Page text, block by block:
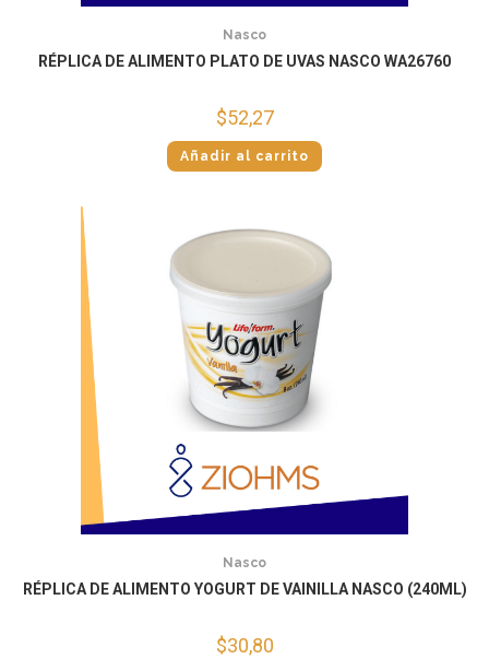
Nasco
RÉPLICA DE ALIMENTO PLATO DE UVAS NASCO WA26760
$52,27
Añadir al carrito
Nasco
RÉPLICA DE ALIMENTO YOGURT DE VAINILLA NASCO (240ML)
$30,80